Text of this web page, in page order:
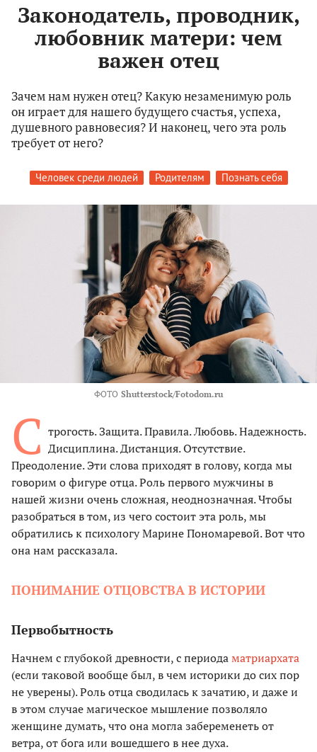
Законодатель, проводник,
любовник матери: чем
важен отец
Зачем нам нужен отец? Какую незаменимую роль
он играет для нашего будущего счастья, успеха,
душевного равновесия? И наконец, чего эта роль
требует от него?
Человек среди людей Родителям Познать себя
ФОТО Shutterstock/Fotodom.ru
С трогость. Защита. Правила. Любовь. Надежность.
Дисциплина. Дистанция. Отсутствие.
Преодоление. Эти слова приходят в голову, когда мы
говорим о фигуре отца. Роль первого мужчины в
нашей жизни очень сложная, неоднозначная. Чтобы
разобраться в том, из чего состоит эта роль, мы
обратились к психологу Марине Пономаревой. Вот что
она нам рассказала.
ПОНИМАНИЕ ОТЦОВСТВА В ИСТОРИИ
Первобытность
Начнем с глубокой древности, с периодаматриархата
(если таковой вообще был, в чем историки до сих пор
не уверены). Роль отца сводилась к зачатию, и даже и
в этом случае магическое мышление позволяло
женщине думать, что она могла забеременеть от
ветра, от бога или вошедшего в нее духа.